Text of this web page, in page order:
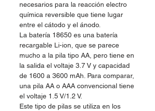
necesarios para la reacción electro
química reversible que tiene lugar
entre el cátodo y el ánodo.
La batería 18650 es una batería
recargable Li-ion, que se parece
mucho a la pila tipo AA, pero tiene en
la salida el voltaje 3.7 V y capacidad
de 1600 a 3600 mAh. Para comparar,
una pila AA o AAA convencional tiene
el voltaje 1.5 V/1.2 V.
Este tipo de pilas se utiliza en los